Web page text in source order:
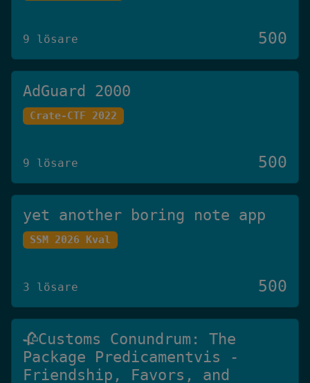
9 lösare 500
AdGuard 2000
Crate-CTF 2022
9 lösare 500
yet another boring note app
SSM 2026 Kval
3 lösare 500
🥀Customs Conundrum: The
Package Predicamentvis -
Friendship, Favors, and